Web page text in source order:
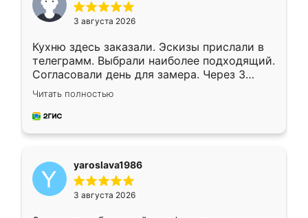
3 августа 2026
Кухню здесь заказали. Эскизы прислали в
телеграмм. Выбрали наиболее подходящий.
Согласовали день для замера. Через 3
недели кухня была уже готова. Остались
довольны работой. Спасибо Ренессанс
мебель за качественную работу!
Читать полностью
yaroslava1986
3 августа 2026